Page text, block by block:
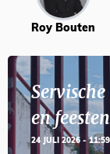
Roy Bouten
en
24 JULI 2026 - 11:59